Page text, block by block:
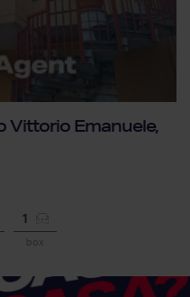
Vittorio Emanuele,
1
box